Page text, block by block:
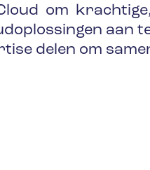
om
aan
delen om